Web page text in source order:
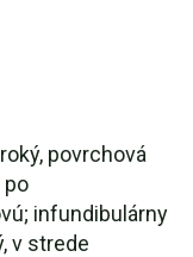
povrchová
po
infundibulárny
v strede